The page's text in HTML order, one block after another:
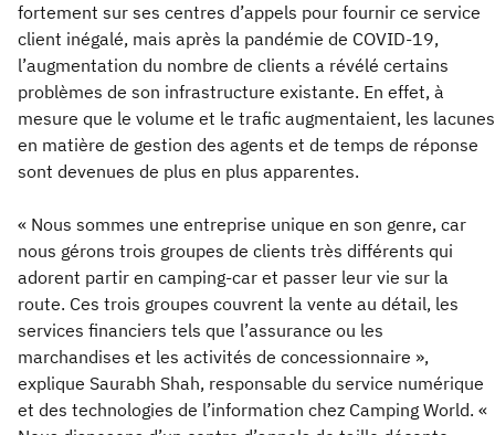
fortement sur ses centres d’appels pour fournir ce service
client inégalé, mais après la pandémie de COVID-19,
l’augmentation du nombre de clients a révélé certains
problèmes de son infrastructure existante. En effet, à
mesure que le volume et le trafic augmentaient, les lacunes
en matière de gestion des agents et de temps de réponse
sont devenues de plus en plus apparentes.
« Nous sommes une entreprise unique en son genre, car
nous gérons trois groupes de clients très différents qui
adorent partir en camping-car et passer leur vie sur la
route. Ces trois groupes couvrent la vente au détail, les
services financiers tels que l’assurance ou les
marchandises et les activités de concessionnaire »,
explique Saurabh Shah, responsable du service numérique
et des technologies de l’information chez Camping World. «